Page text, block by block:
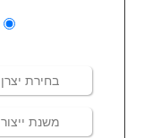
בחירת יצרן
משנת ייצור